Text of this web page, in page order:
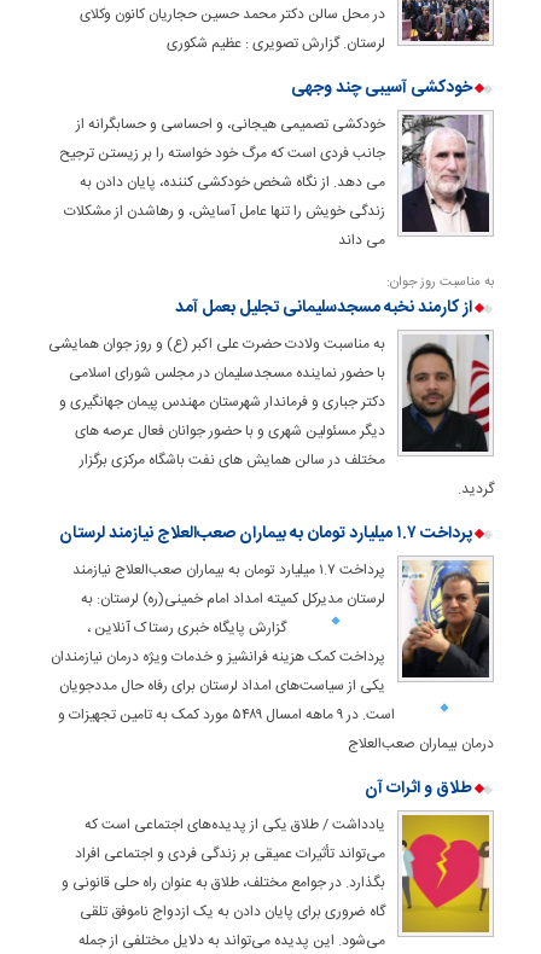
در محل سالن دکتر محمد حسین حجاریان کانون وکلای
لرستان. گزارش تصویری : عظیم شکوری
خودکشی آسیبی چند وجهی
خودکشی تصمیمی هیجانی، و احساسی و حسابگرانه از
جانب فردی است که مرگ خود خواسته را بر زیستن ترجیح
می دهد. از نگاه شخص خودکشی کننده، پایان دادن به
زندگی خویش را تنها عامل آسایش، و رهاشدن از مشکلات
می داند
به مناسبت روز جوان:
از کارمند نخبه مسجدسلیمانی تجلیل بعمل آمد
به مناسبت ولادت حضرت علی اکبر (ع) و روز جوان همایشی
با حضور نماینده مسجدسلیمان در مجلس شورای اسلامی
دکتر جباری و فرماندار شهرستان مهندس پیمان جهانگیری و
دیگر مسئولین شهری و با حضور جوانان فعال عرصه های
مختلف در سالن همایش های نفت باشگاه مرکزی برگزار
گردید.
پرداخت ۱.۷ میلیارد تومان به بیماران صعب‌العلاج نیازمند لرستان
پرداخت ۱.۷ میلیارد تومان به بیماران صعب‌العلاج نیازمند
لرستان مدیرکل کمیته امداد امام خمینی(ره) لرستان:به
گزارش پایگاه خبری رستاک آنلاین ،
پرداخت کمک هزینه فرانشیز و خدمات ویژه درمان نیازمندان
یکی از سیاست‌های امداد لرستان برای رفاه حال مددجویان
است.
در ۹ ماهه امسال ۵۴۸۹ مورد کمک به تامین تجهیزات و
درمان بیماران صعب‌العلاج
طلاق و اثرات آن
یادداشت / طلاق یکی از پدیده‌های اجتماعی است که
می‌تواند تأثیرات عمیقی بر زندگی فردی و اجتماعی افراد
بگذارد. در جوامع مختلف، طلاق به عنوان راه‌ حلی قانونی و
گاه ضروری برای پایان دادن به یک ازدواج ناموفق تلقی
می‌شود. این پدیده می‌تواند به دلایل مختلفی از جمله